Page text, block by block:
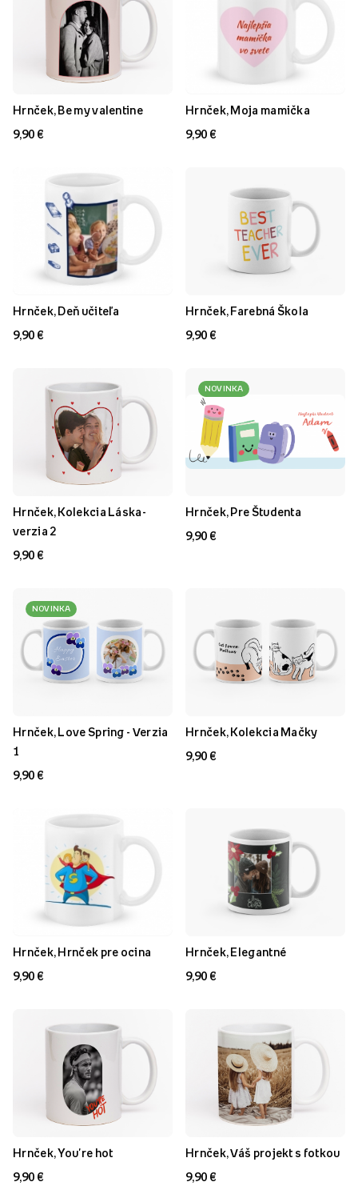
Hrnček, Be my valentine
9,90 €
Hrnček, Moja mamička
9,90 €
Hrnček, Deň učiteľa
9,90 €
Hrnček, Farebná Škola
9,90 €
Hrnček, Kolekcia Láska-
verzia 2
9,90 €
NOVINKA
Hrnček, Pre Študenta
9,90 €
NOVINKA
Hrnček, Love Spring - Verzia
1
9,90 €
Hrnček, Kolekcia Mačky
9,90 €
Hrnček, Hrnček pre ocina
9,90 €
Hrnček, Elegantné
9,90 €
Hrnček, You're hot
9,90 €
Hrnček, Váš projekt s fotkou
9,90 €